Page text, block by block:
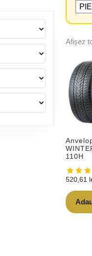
Afișez
110H
520,61